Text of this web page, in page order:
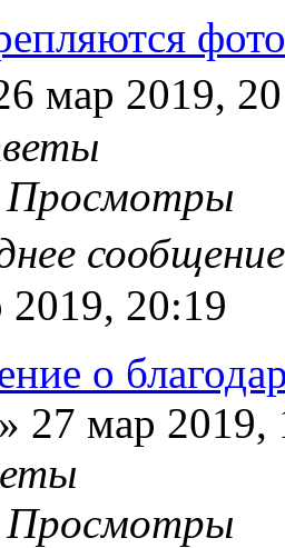
фото
мар 2019,
Просмотры
2019, 20:19
о
» 27 мар 2019,
Просмотры